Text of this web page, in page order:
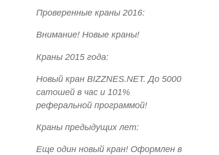
Проверенные краны 2016:
Внимание! Новые краны!
Краны 2015 года:
Новый кран BIZZNES.NET. До 5000
сатошей в час и 101%
реферальной программой!
Краны предыдущих лет:
Еще один новый кран! Оформлен в